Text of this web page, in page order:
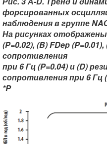
форсированных
наблюдения в группе
На рисунках
(P=0.02), (B) FDep
сопротивления
при 6 Гц (P=0.04) и (D)
сопротивления при 6 Гц
*P